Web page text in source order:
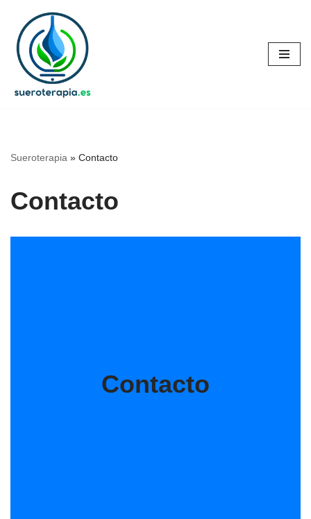
Saltar
al
contenido
Sueroterapia » Contacto
Contacto
Contacto